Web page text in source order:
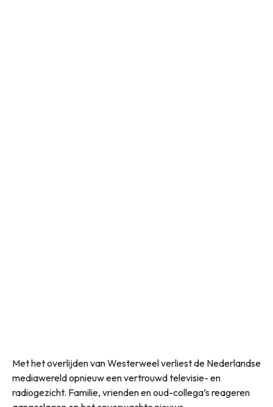
Met het overlijden van Westerweel verliest de Nederlandse
mediawereld opnieuw een vertrouwd televisie- en
radiogezicht. Familie, vrienden en oud-collega’s reageren